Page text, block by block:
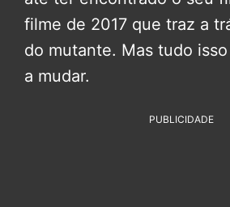
filme de 2017 que traz a
do mutante. Mas tudo
a mudar.
PUBLICIDADE